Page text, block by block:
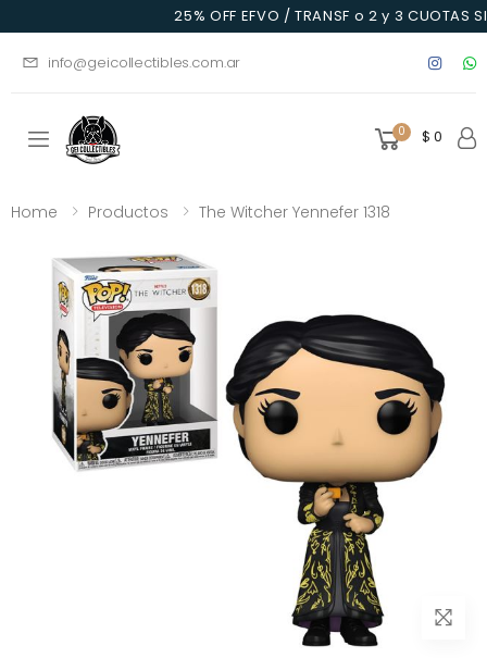
25% OFF EFVO / TRANSF o 2 y 3 CUOTAS
info@geicollectibles.com.ar
Toggle mobile menu
0 $ 0
Home Productos The Witcher Yennefer 1318